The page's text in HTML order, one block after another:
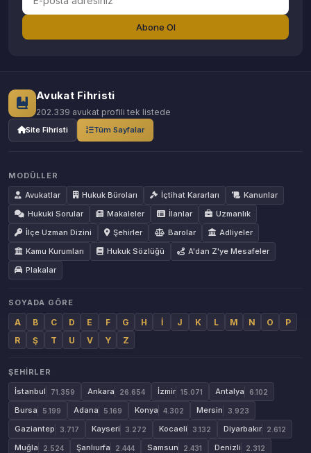
Abone Ol
Avukat Fihristi
202.339 avukat profili tek listede
Site Fihristi Tüm Sayfalar
MODÜLLER
Avukatlar
Hukuk Büroları İçtihat Kararları
Kanunlar
Hukuki Sorular
Makaleler İlanlar
Uzmanlık
İlçe Uzman Dizini
Şehirler Barolar
Adliyeler
Kamu Kurumları
Hukuk Sözlüğü
A'dan Z'ye Mesafeler
Plakalar
SOYADA GÖRE
A B C D E F G H İ J K L M N O
P
R
Ş T U V Y Z
ŞEHIRLER
İstanbul
71.359 Ankara 26.654 İzmir 15.071 Antalya 6.102
Bursa 5.199 Adana 5.169 Konya 4.302 Mersin 3.923
Gaziantep 3.717 Kayseri 3.272 Kocaeli 3.132 Diyarbakır 2.612
Muğla 2.524 Şanlıurfa 2.444 Samsun 2.431 Denizli 2.312